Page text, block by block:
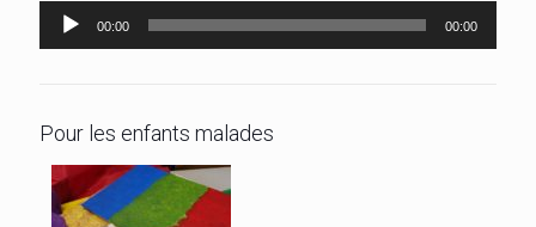
Lecteur
audio
00:00 00:00
Pour les enfants malades